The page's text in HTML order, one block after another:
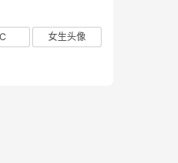
女生头像